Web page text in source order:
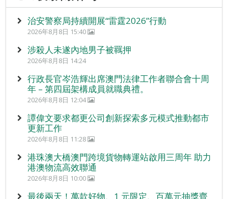
治安警察局持續開展“雷霆2026”行動
2026年8月8日 15:40
涉殺人未遂內地男子被羈押
2026年8月8日 14:24
行政長官岑浩輝出席澳門法律工作者聯合會十周
年 – 第四屆架構成員就職典禮。
2026年8月8日 12:04
譚偉文要求都更公司創新探索多元模式推動都市
更新工作
2026年8月8日 11:28
港珠澳大橋澳門跨境貨物轉運站啟用三周年 助力
港澳物流高效聯通
2026年8月8日 10:00
最後兩天！萬款好物、1 元限定、百萬元抽獎齊